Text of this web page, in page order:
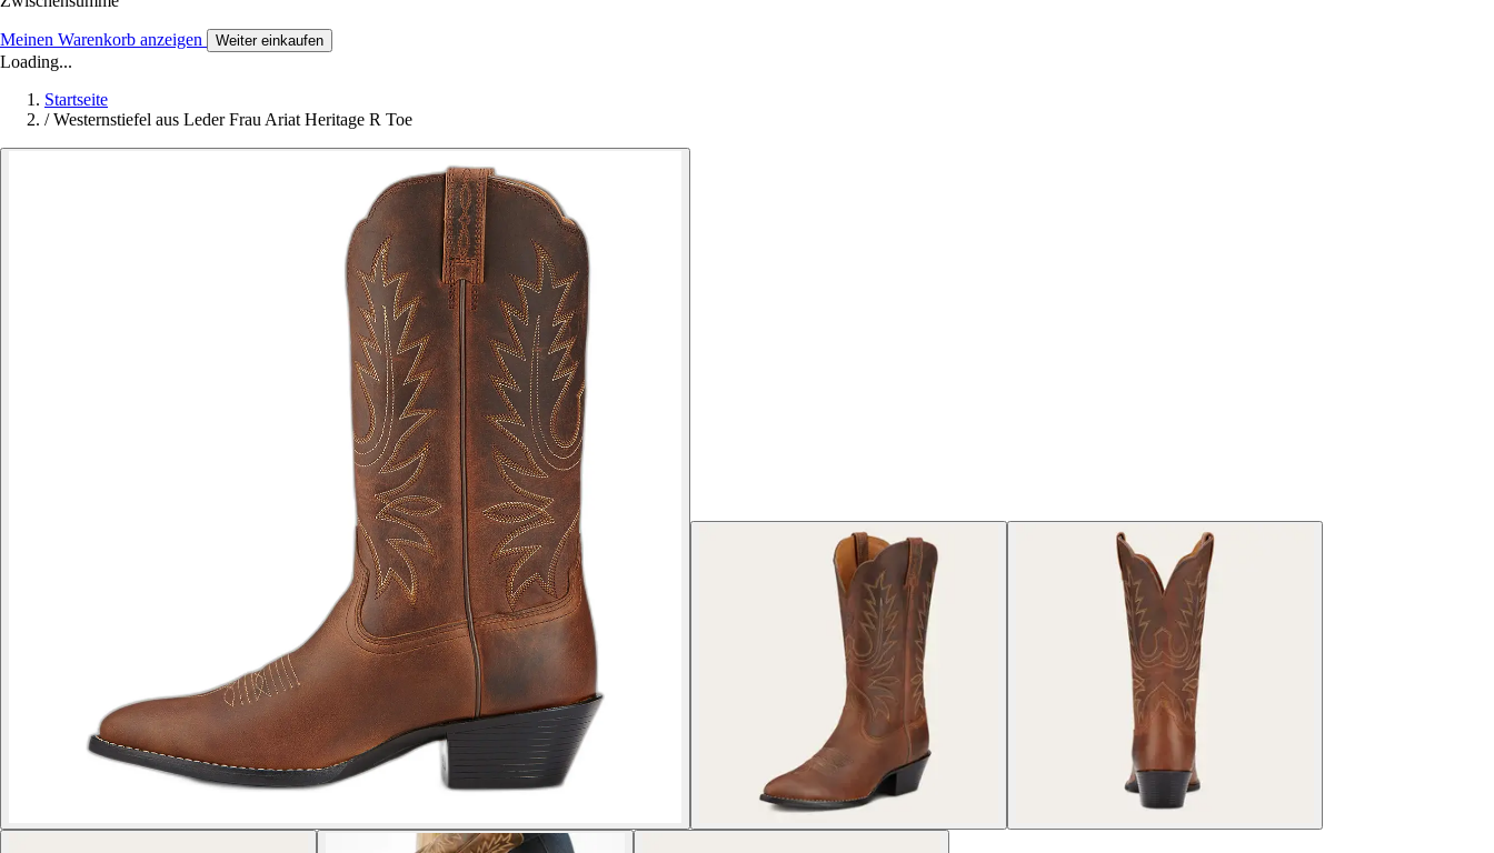
Meinen Warenkorb anzeigen Weiter einkaufen
Loading...
Startseite
/ Westernstiefel aus Leder Frau Ariat Heritage R Toe